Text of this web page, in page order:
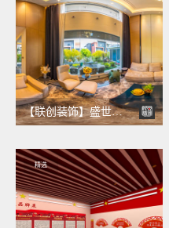
【联创装饰】盛世舒苑别墅VR全景
精选